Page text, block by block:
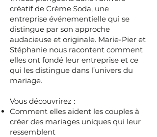
créatif de Crème Soda, une
entreprise événementielle qui se
distingue par son approche
audacieuse et originale. Marie-Pier et
Stéphanie nous racontent comment
elles ont fondé leur entreprise et ce
qui les distingue dans l’univers du
mariage.
Vous découvrirez :
Comment elles aident les couples à
créer des mariages uniques qui leur
ressemblent